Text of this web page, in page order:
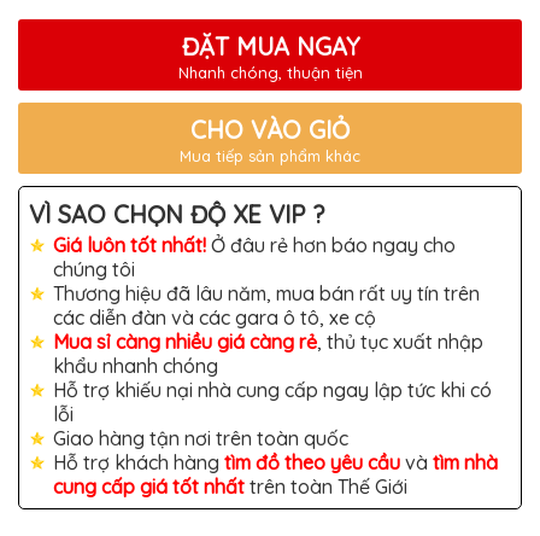
AUDI
ĐỒ
CHƠI
Ô
TÔ
ĐỒ
CHƠI
XE
HƠI
MỚI
NHẤT
ĐỒ
CHƠI
XE
HƠI
CAO
ĐẶT MUA NGAY
Nhanh chóng, thuận tiện
CHO VÀO GIỎ
Mua tiếp sản phẩm khác
VÌ SAO CHỌN ĐỘ XE VIP ?
Giá luôn tốt nhất! Ở đâu rẻ hơn báo ngay cho
chúng tôi
Thương hiệu đã lâu năm, mua bán rất uy tín trên
các diễn đàn và các gara ô tô, xe cộ
Mua sỉ càng nhiều giá càng rẻ, thủ tục xuất nhập
khẩu nhanh chóng
Hỗ trợ khiếu nại nhà cung cấp ngay lập tức khi có
lỗi
Giao hàng tận nơi trên toàn quốc
Hỗ trợ khách hàng tìm đồ theo yêu cầu và tìm nhà
cung cấp giá tốt nhất trên toàn Thế Giới